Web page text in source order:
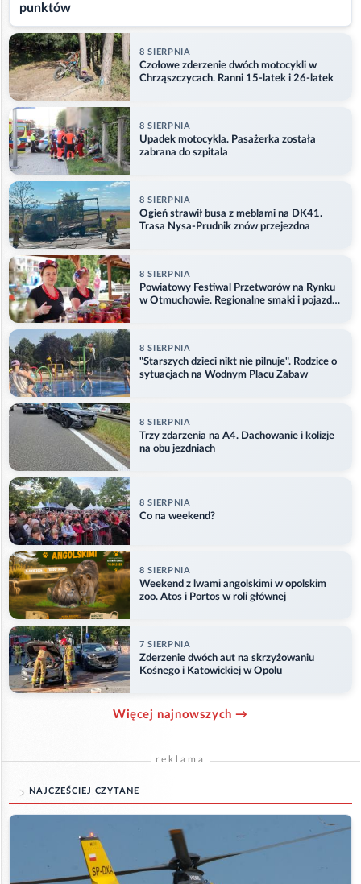
punktów
8 SIERPNIA
Czołowe zderzenie dwóch motocykli w
Chrząszczycach. Ranni 15-latek i 26-latek
8 SIERPNIA
Upadek motocykla. Pasażerka została
zabrana do szpitala
8 SIERPNIA
Ogień strawił busa z meblami na DK41.
Trasa Nysa-Prudnik znów przejezdna
8 SIERPNIA
Powiatowy Festiwal Przetworów na Rynku
w Otmuchowie. Regionalne smaki i pojazdy
8 SIERPNIA
"Starszych dzieci nikt nie pilnuje". Rodzice o
sytuacjach na Wodnym Placu Zabaw
8 SIERPNIA
Trzy zdarzenia na A4. Dachowanie i kolizje
na obu jezdniach
8 SIERPNIA
Co na weekend?
8 SIERPNIA
Weekend z lwami angolskimi w opolskim
zoo. Atos i Portos w roli głównej
7 SIERPNIA
Zderzenie dwóch aut na skrzyżowaniu
Kośnego i Katowickiej w Opolu
Więcej najnowszych →
reklama
NAJCZĘŚCIEJ CZYTANE